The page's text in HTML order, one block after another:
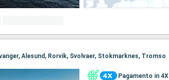
Alesund, Rorvik, Svolvaer, Stokmarknes, Tromso
Pagamento in 4X